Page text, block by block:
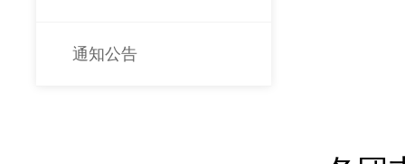
通知公告